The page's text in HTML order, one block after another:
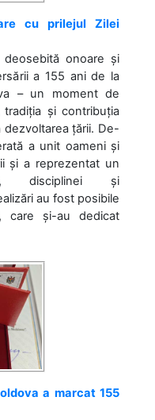
cu prilejul Zilei
deosebită onoare și
a 155 ani de la
– un moment de
tradiția și contribuția
țării. De-
a unit oameni și
și a reprezentat un
disciplinei și
au fost posibile
care și-au dedicat
a marcat 155